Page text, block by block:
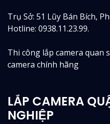
Trụ Sở: 51 Lũy Bán Bích,
Hotline: 0938.11.23.99.
Thi công lắp camera quan
camera chính hãng
LẮP CAMERA
NGHIỆP